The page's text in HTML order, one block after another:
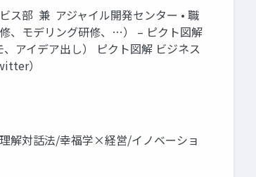
ス部 兼 アジャイル開発センター • 職
、モデリング研修、…） – ピクト図解
アイデア出し） ピクト図解 ビジネス
）
解対話法/幸福学×経営/イノベーショ